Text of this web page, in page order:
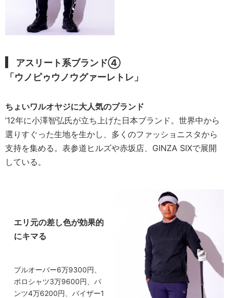
アスリート系ブランド④
「ウノピゥウノウグァーレトレ」
ちょいワルオヤジに大人気のブランド
’12年に小澤智弘氏が立ち上げた日本ブランド。世界中から
選りすぐった生地を生かし、多くのファッショニスタから
支持を集める。表参道ヒルズや赤坂店、GINZA SIXで展開
している。
エリ元の差し色が効果的
にキマる
プルオーバー6万9300円、
ポロシャツ3万9600円、パ
ンツ4万6200円、バイザー1